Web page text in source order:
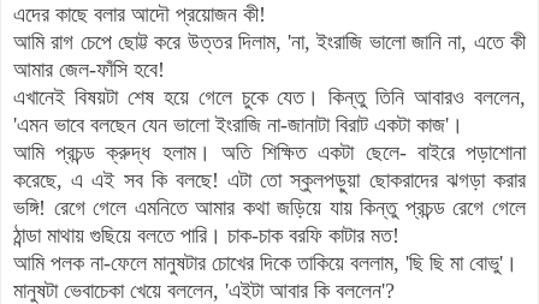
এদের কাছে বলার আদৌ প্রয়োজন কী!
আমি রাগ চেপে ছোট্ট করে উত্তর দিলাম, 'না, ইংরাজি ভালো জানি না, এতে কী
আমার জেল-ফাঁসি হবে!
এখানেই বিষয়টা শেষ হয়ে গেলে চুকে যেত। কিন্তু তিনি আবারও বললেন,
'এমন ভাবে বলছেন যেন ভালোইংরাজি না-জানাটা বিরাট একটা কাজ'।
আমি প্রচন্ড ক্রুদ্ধ হলাম। অতি শিক্ষিত একটা ছেলে- বাইরে পড়াশোনা
করেছে, এ এই সব কি বলছে! এটা তো স্কুলপড়ুয়া ছোকরাদের ঝগড়া করার
ভঙ্গি! রেগে গেলে এমনিতে আমার কথা জড়িয়ে যায় কিন্তু প্রচন্ড রেগে গেলে
ঠান্ডা মাথায় গুছিয়ে বলতে পারি। চাক-চাক বরফি কাটার মত!
আমি পলক না-ফেলে মানুষটার চোখের দিকে তাকিয়ে বললাম, 'ছি ছি মা বোভু'।
মানুষটা ভেবাচেকা খেয়ে বললেন, 'এইটা আবার কি বললেন'?